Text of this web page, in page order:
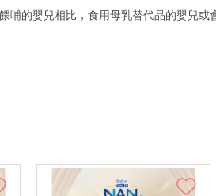
哺的嬰兒相比，食用母乳替代品的嬰兒或